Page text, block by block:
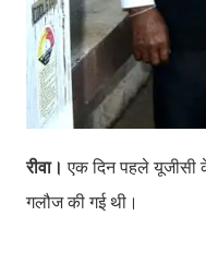
रीवा।एक दिन पहले यूजीसी
गलौज की गई थी।